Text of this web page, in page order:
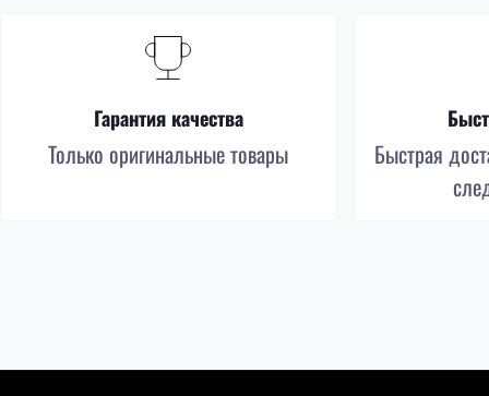
Гарантия качества
Только оригинальные товары
Быстрая